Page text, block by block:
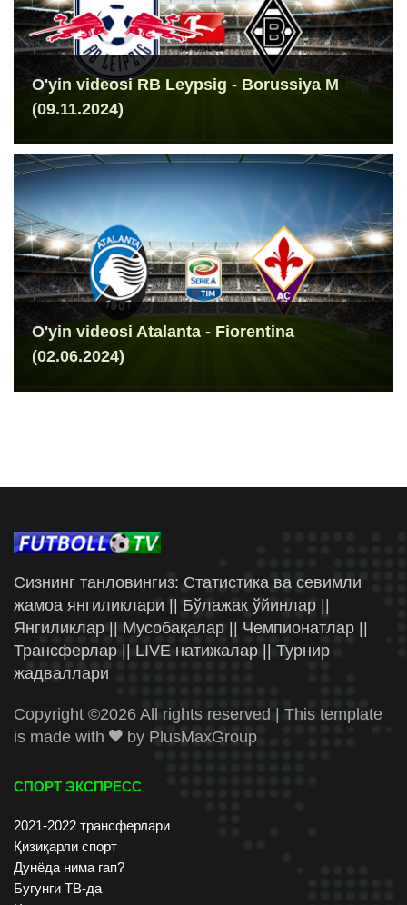
O'yin videosi RB Leypsig - Borussiya M
(09.11.2024)
O'yin videosi Atalanta - Fiorentina
(02.06.2024)
Сизнинг танловингиз: Статистика ва севимли
жамоа янгиликлари || Бўлажак ўйинлар ||
Янгиликлар || Мусобақалар || Чемпионатлар ||
Трансферлар || LIVE натижалар || Турнир
жадваллари
Copyright ©2026 All rights reserved | This template
is made with
by PlusMaxGroup
СПОРТ ЭКСПРЕСС
2021-2022 трансферлари
Қизиқарли спорт
Дунёда нима гап?
Бугунги ТВ-да